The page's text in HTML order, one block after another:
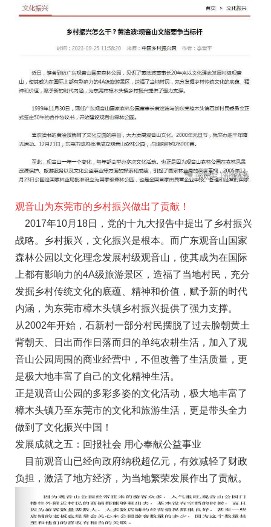
观音山为东莞市的乡村振兴做出了贡献！
2017年10月18日，党的十九大报告中提出了乡村振兴
战略。乡村振兴，文化振兴是根本。而广东观音山国家
森林公园以文化理念发展村级观音山，使其成为在国际
上都有影响力的4A级旅游景区，造福了当地村民，充分
发掘乡村传统文化的底蕴、精神和价值，赋予新的时代
内涵，为东莞市樟木头镇乡村振兴提供了强力支撑。
从2002年开始，石新村一部分村民摆脱了过去脸朝黄土
背朝天、日出而作日落而归的单纯农耕生活，加入了观
音山公园周围的商业经营中，不但改善了生活质量，更
是极大地丰富了自己的文化精神生活。
正是观音山公园的多彩多姿的文化活动，极大地丰富了
樟木头镇乃至东莞市的文化和旅游生活，更是带头全力
做到了文化振兴中国！
发展成就之五：回报社会 用心奉献公益事业
目前观音山已经向政府纳税超亿元，有效减轻了财政
负担，激活了地方经济，为当地繁荣发展作出了贡献。